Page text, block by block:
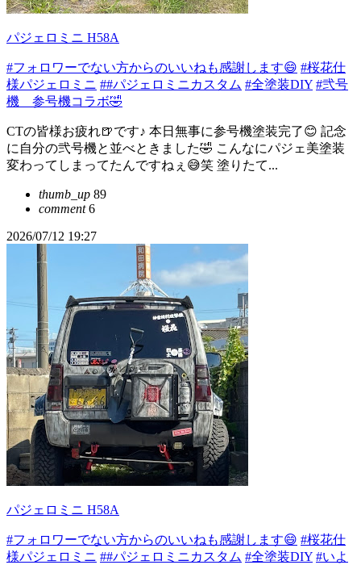
パジェロミニ H58A
#フォロワーでない方からのいいねも感謝します😄 #桜花仕
様パジェロミニ ##パジェロミニカスタム #全塗装DIY #弐号
機 参号機コラボ🤣
CTの皆様お疲れ🍺です♪ 本日無事に参号機塗装完了😊 記念
に自分の弐号機と並べときました🤣 こんなにパジェ美塗装
変わってしまってたんですねぇ😅笑 塗りたて...
thumb_up 89
comment6
2026/07/12 19:27
パジェロミニ H58A
#フォロワーでない方からのいいねも感謝します😄 #桜花仕
様パジェロミニ ##パジェロミニカスタム #全塗装DIY #いよ